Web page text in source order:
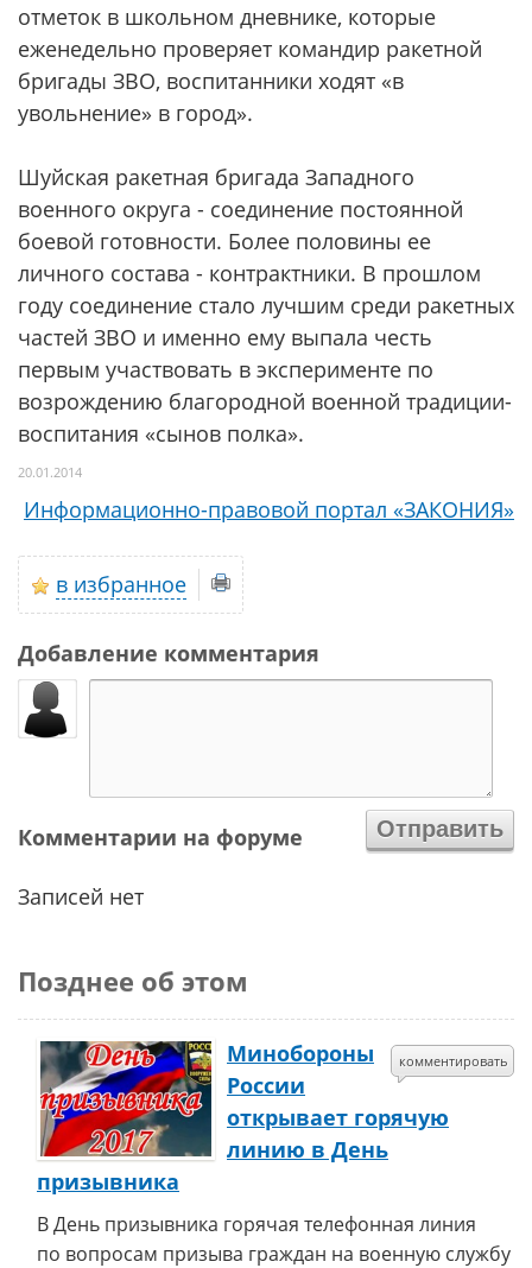
отметок в школьном дневнике, которые
еженедельно проверяет командир ракетной
бригады ЗВО, воспитанники ходят «в
увольнение» в город».
Шуйская ракетная бригада Западного
военного округа - соединение постоянной
боевой готовности. Более половины ее
личного состава - контрактники. В прошлом
году соединение стало лучшим среди ракетных
частей ЗВО и именно ему выпала честь
первым участвовать в эксперименте по
возрождению благородной военной традиции-
воспитания «сынов полка».
20.01.2014
Информационно-правовой портал «ЗАКОНИЯ»
в избранное
Добавление комментария
Комментарии на форуме
Записей нет
Позднее об этом
комментировать
Минобороны
России
открывает горячую
линию в День
призывника
В День призывника горячая телефонная линия
по вопросам призыва граждан на военную службу